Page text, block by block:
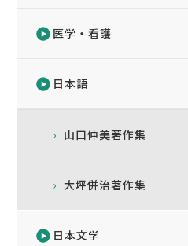
医学・看護
日本語
山口仲美著作集
大坪併治著作集
日本文学